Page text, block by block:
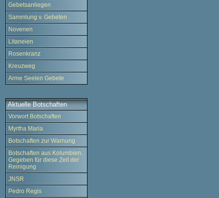
Gebetsanliegen
Sammlung v. Gebeten
Novenen
Litaneien
Rosenkranz
Kreuzweg
Arme Seelen Gebete
Aktuelle Botschaften
Vorwort Botschaften
Myrtha Maria
Botschaften zur Warnung
Botschaften aus Kolumbien.
Gegeben für diese Zeit der
Reinigung
JNSR
Pedro Regis